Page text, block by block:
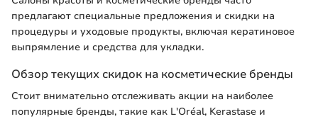
предлагают специальные предложения и скидки на
процедуры и уходовые продукты, включая кератиновое
выпрямление и средства для укладки.
Обзор текущих скидок на косметические бренды
Стоит внимательно отслеживать акции на наиболее
популярные бренды, такие как L'Oréal, Kerastase и